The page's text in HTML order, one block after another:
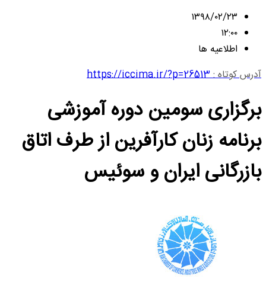
۱۳۹۸/۰۲/۲۳
۱۲:۰۰
اطلاعیه ها
آدرس کوتاه :https://iccima.ir/?p=26513
برگزاری سومین دوره آموزشی
برنامه زنان کارآفرین از طرف اتاق
بازرگانی ایران و سوئیس